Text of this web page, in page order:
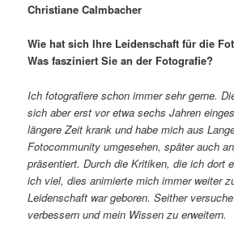
Christiane Calmbacher
Wie hat sich Ihre Leidenschaft für die
Was fasziniert Sie an der Fotografie?
Ich fotografiere schon immer sehr gerne.
sich aber erst vor etwa sechs Jahren
längere Zeit krank und habe mich aus
Fotocommunity umgesehen, später auch
präsentiert. Durch die Kritiken, die ich dort
ich viel, dies animierte mich immer weiter
Leidenschaft war geboren. Seither
verbessern und mein Wissen zu erweitern.